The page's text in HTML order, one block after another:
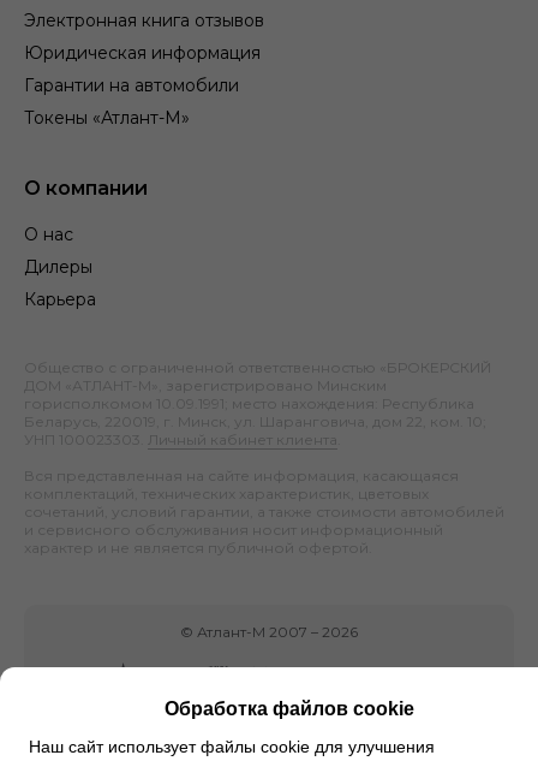
Электронная книга отзывов
Юридическая информация
Гарантии на автомобили
Токены «Атлант-М»
О компании
О нас
Дилеры
Карьера
Общество с ограниченной ответственностью «БРОКЕРСКИЙ
ДОМ «АТЛАНТ-М», зарегистрировано Минским
горисполкомом 10.09.1991; место нахождения: Республика
Беларусь, 220019, г. Минск, ул. Шаранговича, дом 22, ком. 10;
УНП 100023303.
Личный кабинет клиента
Вся представленная на сайте информация, касающаяся
комплектаций, технических характеристик, цветовых
сочетаний, условий гарантии, а также стоимости автомобилей
и сервисного обслуживания носит информационный
характер и не является публичной офертой.
© Атлант-М 2007 – 2026
Обработка файлов cookie
Наш сайт использует файлы cookie для улучшения